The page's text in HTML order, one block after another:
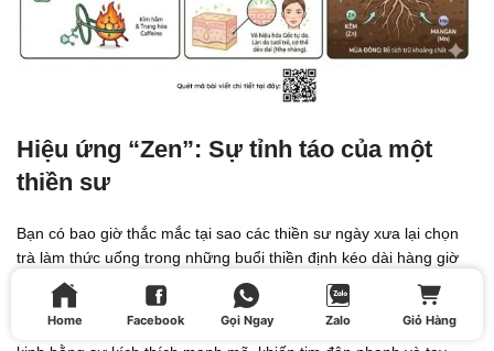
Hiệu ứng “Zen”: Sự tỉnh táo của một
thiền sư
Bạn có bao giờ thắc mắc tại sao các thiền sư ngày xưa lại chọn
trà làm thức uống trong những buổi thiền định kéo dài hàng giờ
đồng hồ? Bí mật nằm ở L-Theanine.
Trong khi Caffeine là kẻ hiếu chiến, luôn muốn đánh thức hệ thần
Home Facebook Gọi Ngay Zalo Giỏ Hàng